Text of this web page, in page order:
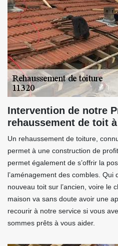
Intervention de notre
rehaussement de toit
Un rehaussement de toiture,
permet à une construction de
permet également de s’offrir la
l’aménagement des combles.
nouveau toit sur l’ancien, voire le
maison va sans doute avoir une
recourir à notre service si vous
sommes prêts à vous aider.